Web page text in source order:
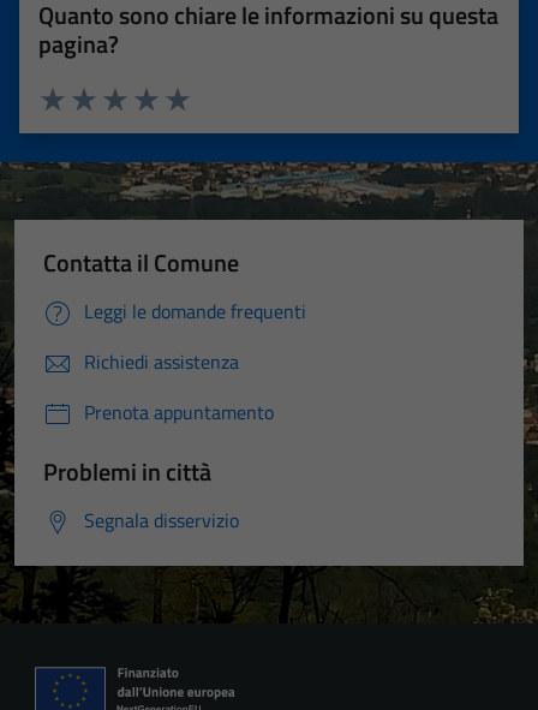
Quanto sono chiare le informazioni su questa
pagina?
Valuta 5 stelle su 5
Valuta 4 stelle su 5
Valuta 3 stelle su 5
Valuta 2 stelle su 5
Valuta 1 stelle su 5
Contatta il Comune
Leggi le domande frequenti
Richiedi assistenza
Prenota appuntamento
Problemi in città
Segnala disservizio